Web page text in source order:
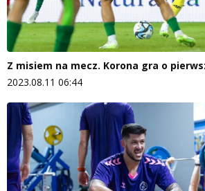
Z misiem na mecz. Korona gra o
2023.08.11 06:44